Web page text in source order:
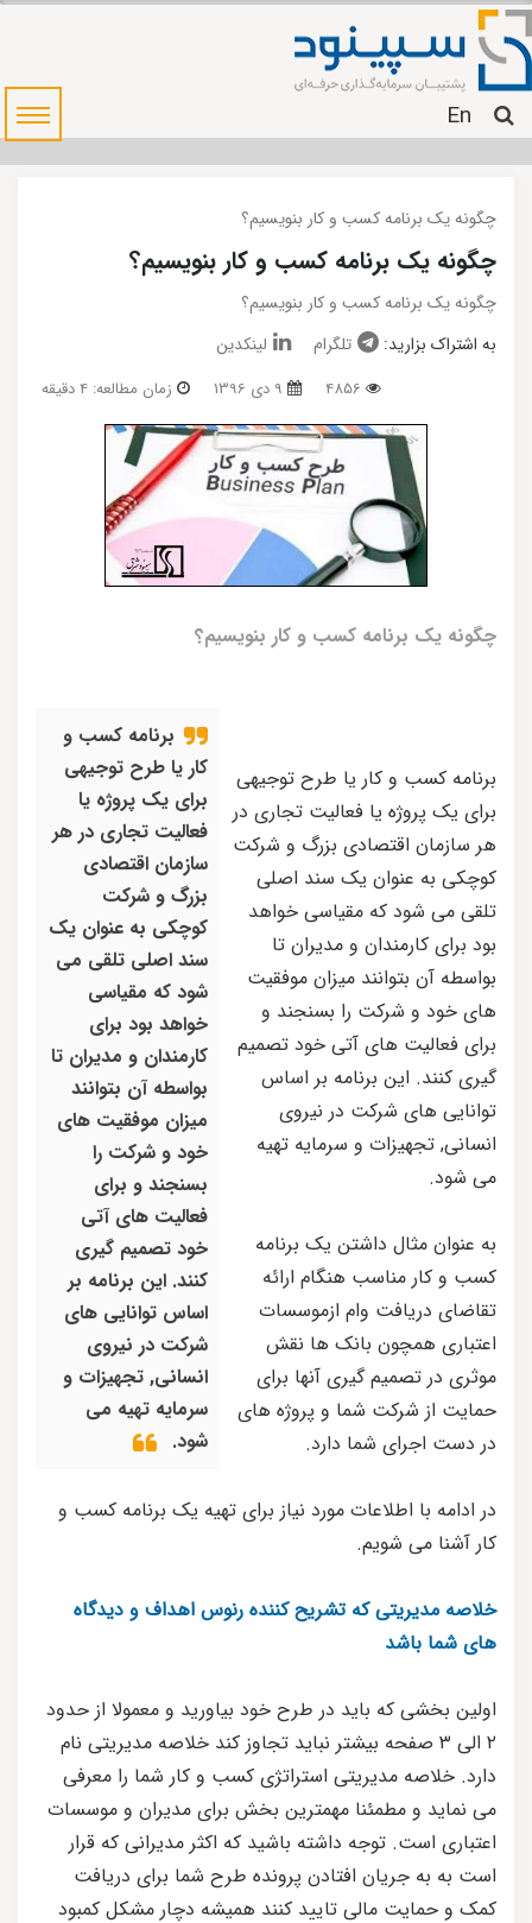
En
چگونه یک برنامه کسب و کار بنویسیم؟
چگونه یک برنامه کسب و کار بنویسیم؟
چگونه یک برنامه کسب و کار بنویسیم؟
به اشتراک بزارید:
تلگرام لینکدین
زمان مطالعه: 4 دقیقه
چگونه یک برنامه کسب و کار بنویسیم؟
برنامه کسب و
کار یا طرح توجیهی
برای یک پروژه یا
فعالیت تجاری در هر
سازمان اقتصادی
بزرگ و شرکت
کوچکی به عنوان یک
سند اصلی تلقی می
شود که مقیاسی
خواهد بود برای
کارمندان و مدیران تا
بواسطه آن بتوانند
میزان موفقیت های
خود و شرکت را
بسنجند و برای
فعالیت های آتی
خود تصمیم گیری
کنند. این برنامه بر
اساس توانایی های
شرکت در نیروی
انسانی, تجهیزات و
سرمایه تهیه می
شود.
برنامه کسب و کار یا طرح توجیهی
برای یک پروژه یا فعالیت تجاری در
هر سازمان اقتصادی بزرگ و شرکت
کوچکی به عنوان یک سند اصلی
تلقی می شود که مقیاسی خواهد
بود برای کارمندان و مدیران تا
بواسطه آن بتوانند میزان موفقیت
های خود و شرکت را بسنجند و
برای فعالیت های آتی خود تصمیم
گیری کنند. این برنامه بر اساس
توانایی های شرکت در نیروی
انسانی, تجهیزات و سرمایه تهیه
می شود.
به عنوان مثال داشتن یک برنامه
کسب و کار مناسب هنگام ارائه
تقاضای دریافت وام ازموسسات
اعتباری همچون بانک ها نقش
موثری در تصمیم گیری آنها برای
حمایت از شرکت شما و پروژه های
در دست اجرای شما دارد.
در ادامه با اطلاعات مورد نیاز برای تهیه یک برنامه کسب و
کار آشنا می شویم.
خلاصه مدیریتی که تشریح کننده رنوس اهداف و دیدگاه
های شما باشد
اولین بخشی که باید در طرح خود بیاورید و معمولا از حدود
۲ الی ۳ صفحه بیشتر نباید تجاوز کند خلاصه مدیریتی نام
دارد. خلاصه مدیریتی استراتژی کسب و کار شما را معرفی
می نماید و مطمئنا مهمترین بخش برای مدیران و موسسات
اعتباری است. توجه داشته باشید که اکثر مدیرانی که قرار
است به به جریان افتادن پرونده طرح شما برای دریافت
کمک و حمایت مالی تایید کنند همیشه دچار مشکل کمبود